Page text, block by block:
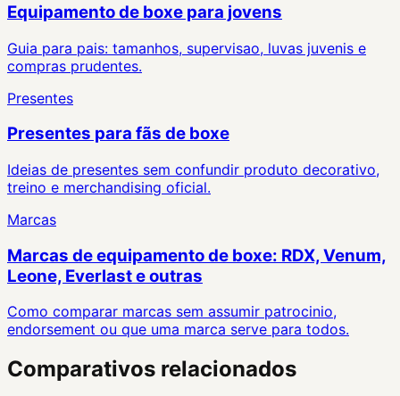
Equipamento de boxe para jovens
Guia para pais: tamanhos, supervisao, luvas juvenis e
compras prudentes.
Presentes
Presentes para fãs de boxe
Ideias de presentes sem confundir produto decorativo,
treino e merchandising oficial.
Marcas
Marcas de equipamento de boxe: RDX, Venum,
Leone, Everlast e outras
Como comparar marcas sem assumir patrocinio,
endorsement ou que uma marca serve para todos.
Comparativos relacionados